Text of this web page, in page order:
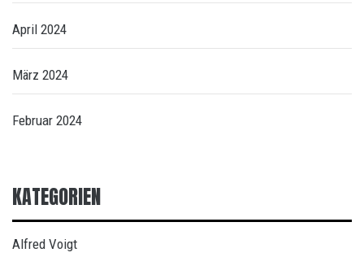
April 2024
März 2024
Februar 2024
KATEGORIEN
Alfred Voigt